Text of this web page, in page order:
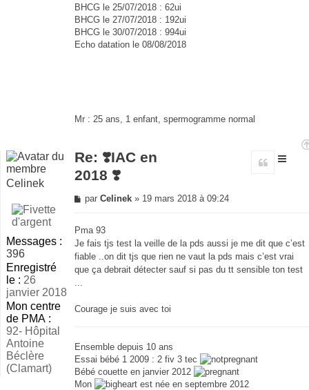
BHCG le 25/07/2018 : 62ui
BHCG le 27/07/2018 : 192ui
BHCG le 30/07/2018 : 994ui
Echo datation le 08/08/2018
Mr : 25 ans, 1 enfant, spermogramme normal
Celinek
Messages :
396
Enregistré
le : 26
janvier 2018
Mon centre
de PMA :
92- Hôpital
Antoine
Béclère
(Clamart)
Re: ❣️IAC en
2018 ❣️
Citer
Message
par Celinek» 19 mars 2018 à 09:24
Pma 93
Je fais tjs test la veille de la pds aussi je me dit que c’est
fiable ..on dit tjs que rien ne vaut la pds mais c’est vrai
que ça debrait détecter sauf si pas du tt sensible ton test
Courage je suis avec toi
Ensemble depuis 10 ans
Essai bébé 1 2009 : 2 fiv 3 tec
Bébé couette en janvier 2012
Mon
est née en septembre 2012